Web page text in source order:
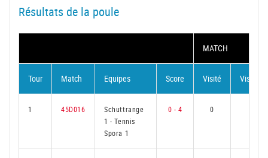
Résultats de la poule
MATCH
Tour Match Equipes Score Visité Visiteur
1 45D016
Schuttrange
1-Tennis
Spora 1
0 - 4 0